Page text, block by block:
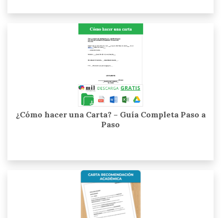
¿Cómo hacer una Carta? – Guía Completa Paso a
Paso